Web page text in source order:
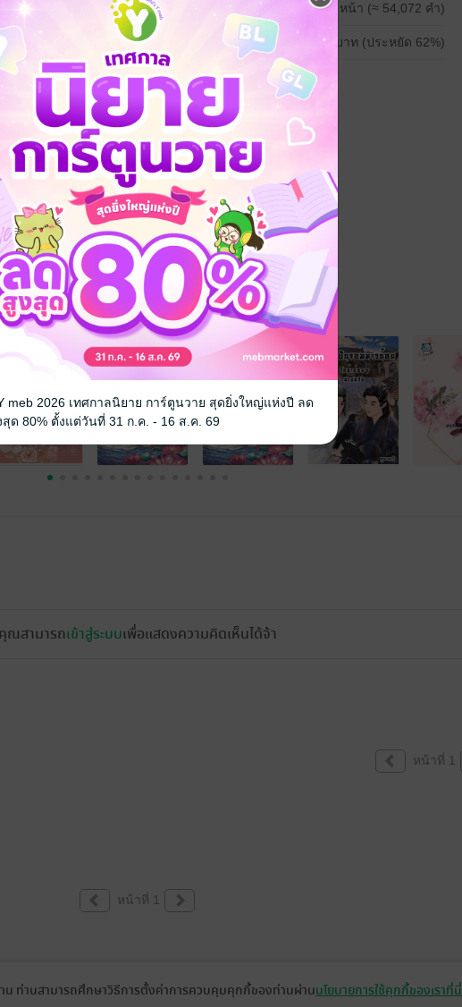
ความยาว 560 หน้า (≈ 54,072 คำ)
ราคาปก 443 บาท (ประหยัด 62%)
ติก ข้ามเวลา 18+
คุณสามารถเข้าสู่ระบบเพื่อแสดงความคิดเห็นได้จ้า
หน้าที่ 1
หน้าที่ 1
น ท่านสามารถศึกษาวิธีการตั้งค่าการควบคุมคุกกี้ของท่านผ่านนโยบายการใช้คุกกี้ของเราที่นี่
meb 2026 เทศกาลนิยาย การ์ตูนวาย สุดยิ่งใหญ่แห่งปี ลด
ด 80% ตั้งแต่วันที่ 31 ก.ค. - 16 ส.ค. 69